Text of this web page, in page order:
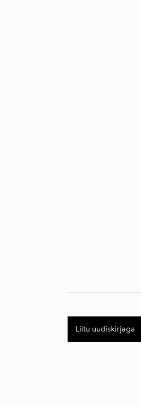
Liitu uudiskirjaga